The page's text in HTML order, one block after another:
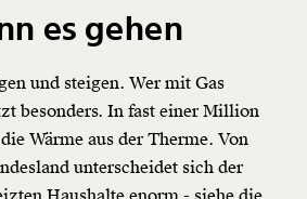
es gehen
und steigen. Wer mit Gas
besonders. In fast einer Million
Wärme aus der Therme. Von
unterscheidet sich der